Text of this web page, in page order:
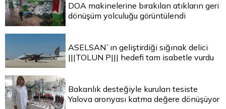
DOA makinelerine bırakılan atıkların geri
dönüşüm yolculuğu görüntülendi
ASELSAN`ın geliştirdiği sığınak delici
|||TOLUN P||| hedefi tam isabetle vurdu
Bakanlık desteğiyle kurulan tesiste
Yalova aronyası katma değere dönüşüyor